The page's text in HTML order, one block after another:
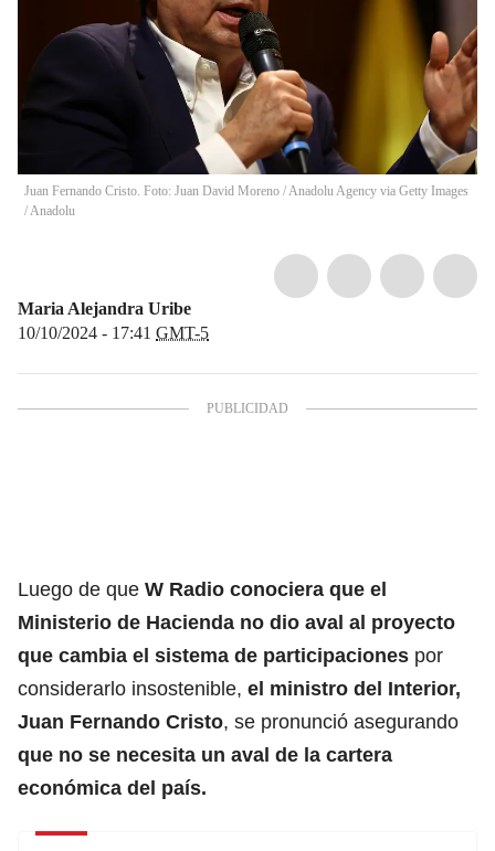
Juan Fernando Cristo. Foto: Juan David Moreno / Anadolu Agency via Getty Images
/Anadolu
Maria Alejandra Uribe
10/10/2024 - 17:41 GMT-5
Luego de que W Radio conociera que el
Ministerio de Hacienda no dio aval al proyecto
que cambia el sistema de participaciones por
considerarlo insostenible, el ministro del Interior,
Juan Fernando Cristo, se pronunció asegurando
que no se necesita un aval de la cartera
económica del país.